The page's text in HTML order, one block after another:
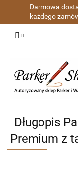
Darmowa
każdego
Długopis
Premium z